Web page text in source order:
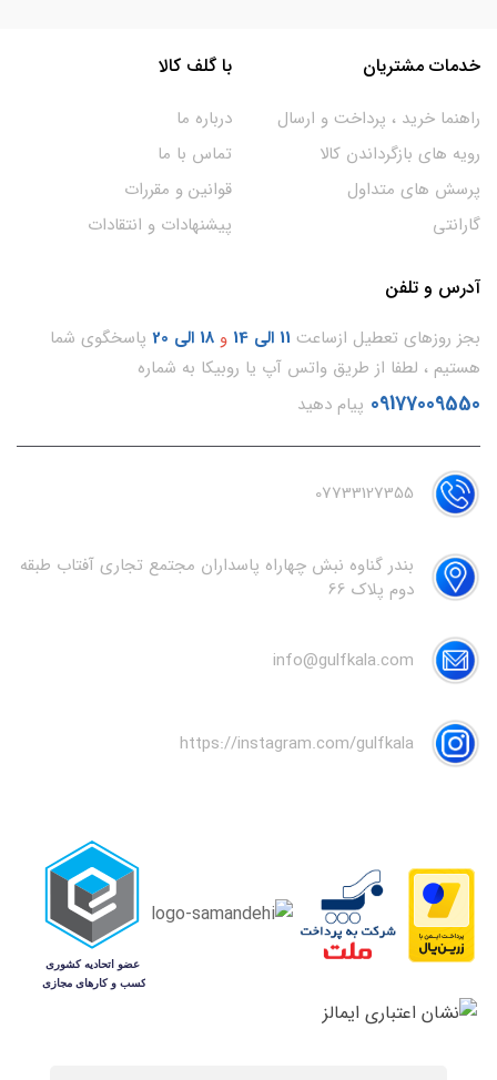
خدمات مشتریان
راهنما خرید ، پرداخت و ارسال
رویه های بازگرداندن کالا
پرسش های متداول
گارانتی
با گلف کالا
درباره ما
تماس با ما
قوانین و مقررات
پیشنهادات و انتقادات
آدرس و تلفن
بجز روزهای تعطیل ازساعت 11 الی 14 و 18 الی 20
پاسخگوی شما
هستیم ، لطفا از طریق واتس آپ یا روبیکا به شماره
09177009550 پیام دهید
07733127355
بندر گناوه نبش چهاراه پاسداران مجتمع تجاری آفتاب طبقه
دوم پلاک 66
info@gulfkala.com
https://instagram.com/gulfkala